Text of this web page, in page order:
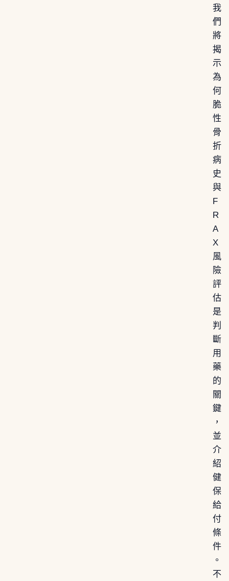
我
們
將
揭
示
為
何
脆
性
骨
折
病
史
與
F
R
A
X
風
險
評
估
是
判
斷
用
藥
的
關
鍵
，
並
介
紹
健
保
給
付
條
件
。
不